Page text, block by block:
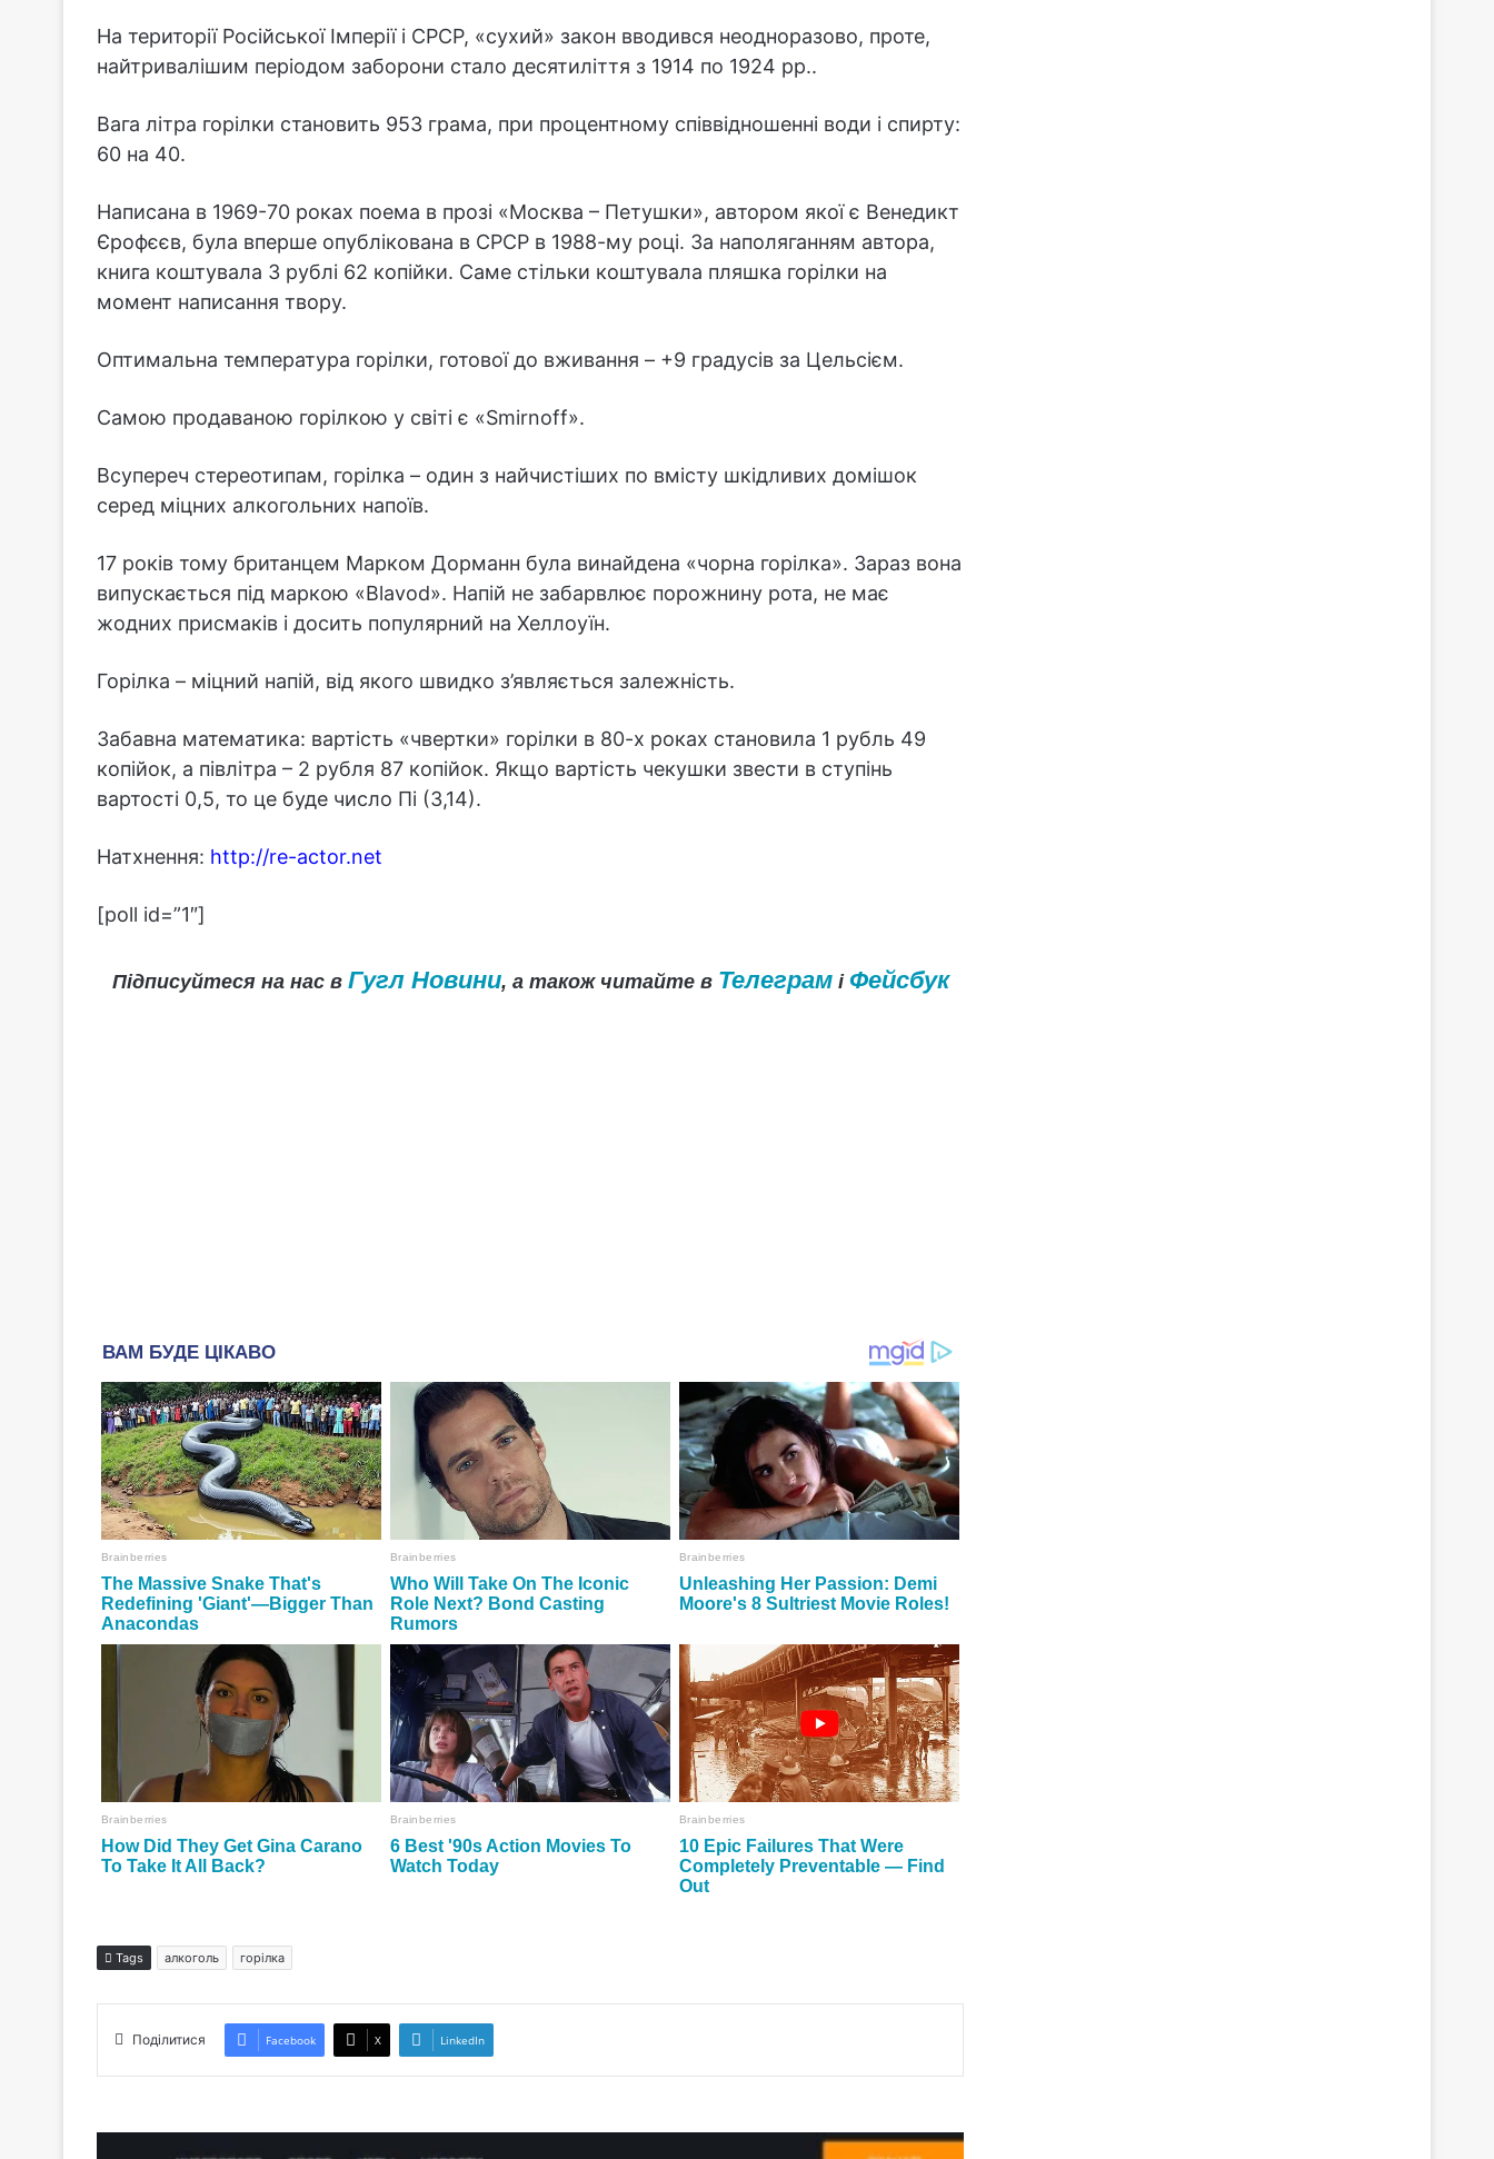
На території Російської Імперії і СРСР, «сухий» закон вводився неодноразово, проте,
найтривалішим періодом заборони стало десятиліття з 1914 по 1924 рр..
Вага літра горілки становить 953 грама, при процентному співвідношенні води і спирту:
60 на 40.
Написана в 1969-70 роках поема в прозі «Москва – Петушки», автором якої є Венедикт
Єрофєєв, була вперше опублікована в СРСР в 1988-му році. За наполяганням автора,
книга коштувала 3 рублі 62 копійки. Саме стільки коштувала пляшка горілки на
момент написання твору.
Оптимальна температура горілки, готової до вживання – +9 градусів за Цельсієм.
Самою продаваною горілкою у світі є «Smirnoff».
Всупереч стереотипам, горілка – один з найчистіших по вмісту шкідливих домішок
серед міцних алкогольних напоїв.
17 років тому британцем Марком Дорманн була винайдена «чорна горілка». Зараз вона
випускається під маркою «Blavod». Напій не забарвлює порожнину рота, не має
жодних присмаків і досить популярний на Хеллоуїн.
Горілка – міцний напій, від якого швидко з’являється залежність.
Забавна математика: вартість «чвертки» горілки в 80-х роках становила 1 рубль 49
копійок, а півлітра – 2 рубля 87 копійок. Якщо вартість чекушки звести в ступінь
вартості 0,5, то це буде число Пі (3,14).
Натхнення: http://re-actor.net
[poll id=”1″]
Підписуйтеся на нас в Гугл Новини, а також читайте в Телеграмі Фейсбук
Tags алкоголь горілка
Поділитися Facebook X LinkedIn